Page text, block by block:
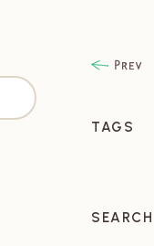
TAGS
SEARCH